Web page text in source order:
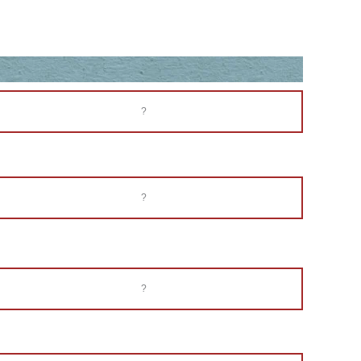
?
?
?